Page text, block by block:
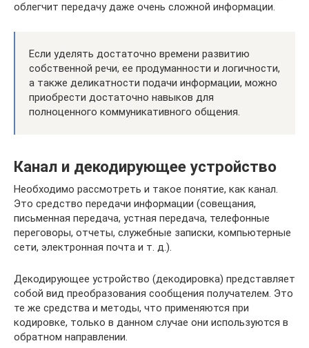
облегчит передачу даже очень сложной информации.
Если уделять достаточно времени развитию
собственной речи, ее продуманности и логичности,
а также деликатности подачи информации, можно
приобрести достаточно навыков для
полноценного коммуникативного общения.
Канал и декодирующее устройство
Необходимо рассмотреть и такое понятие, как канал.
Это средство передачи информации (совещания,
письменная передача, устная передача, телефонные
переговоры, отчеты, служебные записки, компьютерные
сети, электронная почта и т. д.).
Декодирующее устройство (декодировка) представляет
собой вид преобразования сообщения получателем. Это
те же средства и методы, что применяются при
кодировке, только в данном случае они используются в
обратном направлении.